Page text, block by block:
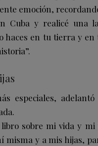
emoción,
Cuba y realicé una
haces en tu tierra y
especiales,
libro sobre mi vida y
misma y a mis hijas,